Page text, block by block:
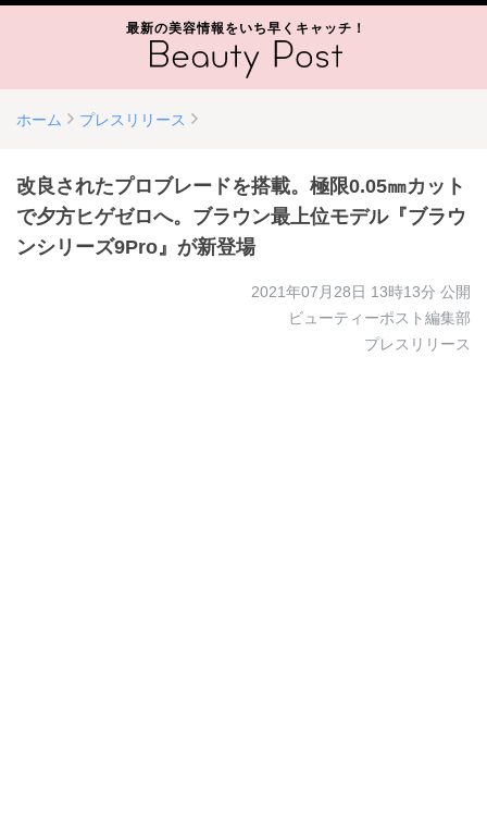
最新の美容情報をいち早くキャッチ！
ホーム プレスリリース
改良されたプロブレードを搭載。極限0.05㎜カット
で夕方ヒゲゼロへ。ブラウン最上位モデル『ブラウ
ンシリーズ9Pro』が新登場
2021年07月28日 13時13分 公開
ビューティーポスト編集部
プレスリリース